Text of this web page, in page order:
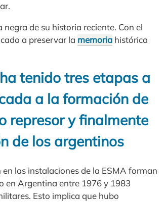
de su historia reciente. Con el
a preservar la memoria histórica
tenido tres etapas a
a la formación de
represor y finalmente
de los argentinos
las instalaciones de la ESMA forman
en Argentina entre 1976 y 1983
Esto implica que hubo